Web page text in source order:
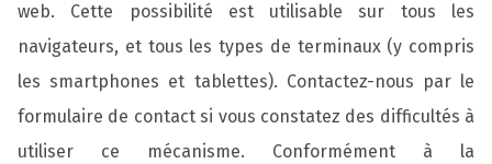
web. Cette possibilité est utilisable sur tous les
navigateurs, et tous les types de terminaux (y compris
les smartphones et tablettes). Contactez-nous par le
formulaire de contact si vous constatez des difficultés à
utiliser ce mécanisme. Conformément à la